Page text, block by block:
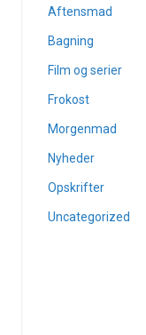
Aftensmad
Bagning
Film og serier
Frokost
Morgenmad
Nyheder
Opskrifter
Uncategorized